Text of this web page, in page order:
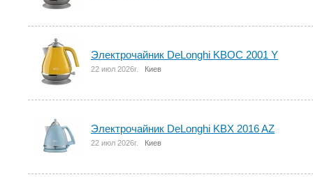
Электрочайник DeLonghi KBOC 2001 Y
22 июл 2026г. Киев
Электрочайник DeLonghi KBX 2016 AZ
22 июл 2026г. Киев